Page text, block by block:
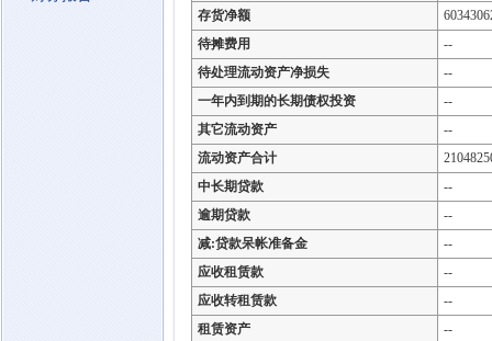
存货净额
待摊费用
--
待处理流动资产净损失
--
一年内到期的长期债权投资
--
其它流动资产
--
流动资产合计
中长期贷款
--
逾期贷款
--
减:贷款呆帐准备金
--
应收租赁款
--
应收转租赁款
--
租赁资产
--